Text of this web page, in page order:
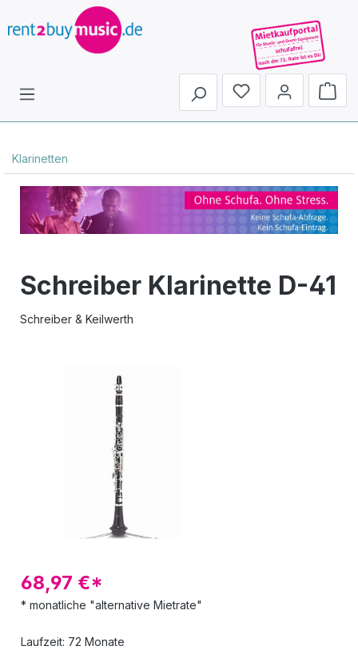
Du hast 0 Produkte
Klarinetten
Schreiber Klarinette D-41
Schreiber & Keilwerth
68,97 €*
* monatliche "alternative Mietrate"
Laufzeit: 72 Monate